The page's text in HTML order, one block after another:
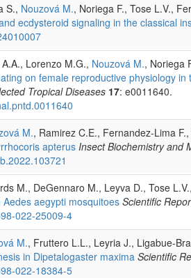
S., Nouzová M., Noriega F., Tose L.V.,
ecdysteroid signaling in the classical
Lorenzo M.G., Nouzová M., Noriega
on female reproductive physiology
Tropical Diseases 17: e0011640.
M., Ramirez C.E., Fernandez-Lima
apterus Insect Biochemistry and
M., DeGennaro M., Leyva D., Tose
aegypti mosquitoes Scientific
022-25009-4
M., Fruttero L.L., Leyria J., Ligabue-
in Dipetalogaster maxima Scientific
022-18384-5